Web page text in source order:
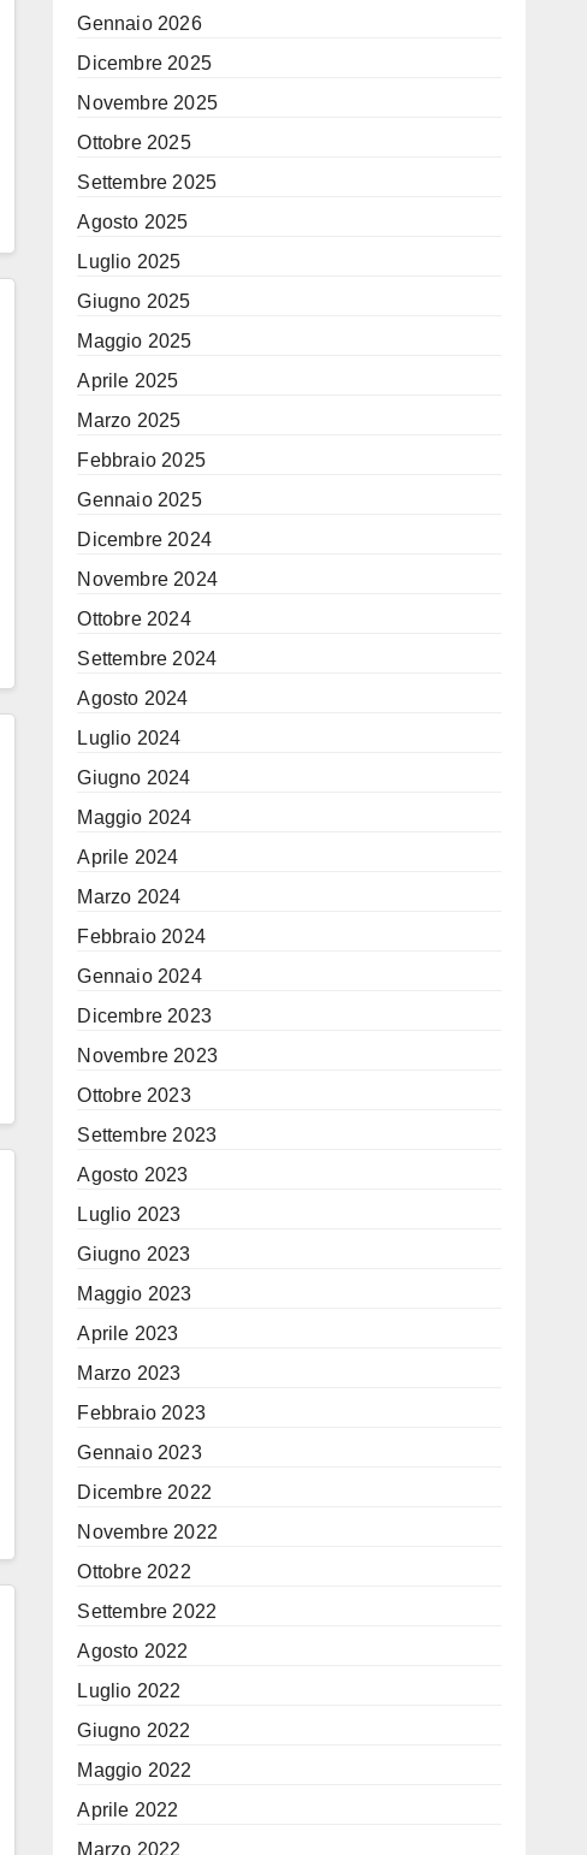
Gennaio 2026
Dicembre 2025
Novembre 2025
Ottobre 2025
Settembre 2025
Agosto 2025
Luglio 2025
Giugno 2025
Maggio 2025
Aprile 2025
Marzo 2025
Febbraio 2025
Gennaio 2025
Dicembre 2024
Novembre 2024
Ottobre 2024
Settembre 2024
Agosto 2024
Luglio 2024
Giugno 2024
Maggio 2024
Aprile 2024
Marzo 2024
Febbraio 2024
Gennaio 2024
Dicembre 2023
Novembre 2023
Ottobre 2023
Settembre 2023
Agosto 2023
Luglio 2023
Giugno 2023
Maggio 2023
Aprile 2023
Marzo 2023
Febbraio 2023
Gennaio 2023
Dicembre 2022
Novembre 2022
Ottobre 2022
Settembre 2022
Agosto 2022
Luglio 2022
Giugno 2022
Maggio 2022
Aprile 2022
Marzo 2022